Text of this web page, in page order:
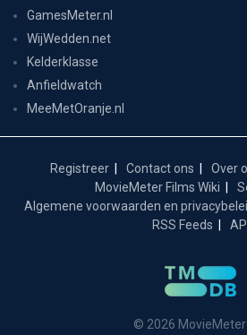
GamesMeter.nl
WijWedden.net
Kelderklasse
Anfieldwatch
MeeMetOranje.nl
Registreer Contact ons Over
MovieMeter Films Wiki
Algemene voorwaarden en
RSS Feeds
API
© 2026 MovieMeter